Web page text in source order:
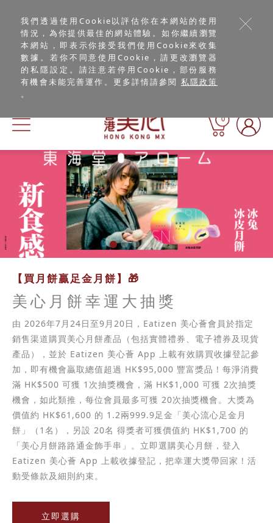
我們透過使用Cookie以評估你在本網站的使用
情況，為你提供最佳的網站體驗。如你繼續瀏覽
本網站，即表示你接受我們使用Cookie來收集
數據。若你不同意使用Cookie，請更改瀏覽器
的私隱設定。請注意若停用Cookie，部份服務
有機會未能完善運作。更多詳情請參閱 私隱政策
。
0
【買月餅贏足金月餅】🎁
美心月餅幸運大抽獎
由 2026年7月24日至9月20日，Eatizen 美心薈會員於指定
銷售渠道購買美心月餅產品（包括實體禮券、電子禮券及現貨
產品），並於 Eatizen 美心薈 App 上載有效購買收據登記參
加，即有機會贏取總值超過 HK$95,000 豐富獎品！每淨消費
滿 HK$500 可獲 1次抽獎機會，滿 HK$1,000 可獲 2次抽獎
機會，如此類推，每位會員最多可獲 20次抽獎機會。大獎為
價值約 HK$61,600 的 1.2兩999.9足金「美心流心足金月
餅」（1名），另設 20名 得獎者可獲價值約 HK$1,700 的
「美心月餅路路通金飾手串」。立即選購美心月餅，登入
Eatizen 美心薈 App 上載收據登記，把幸運大獎帶回家！活
動受條款及細則約束。
立即選購